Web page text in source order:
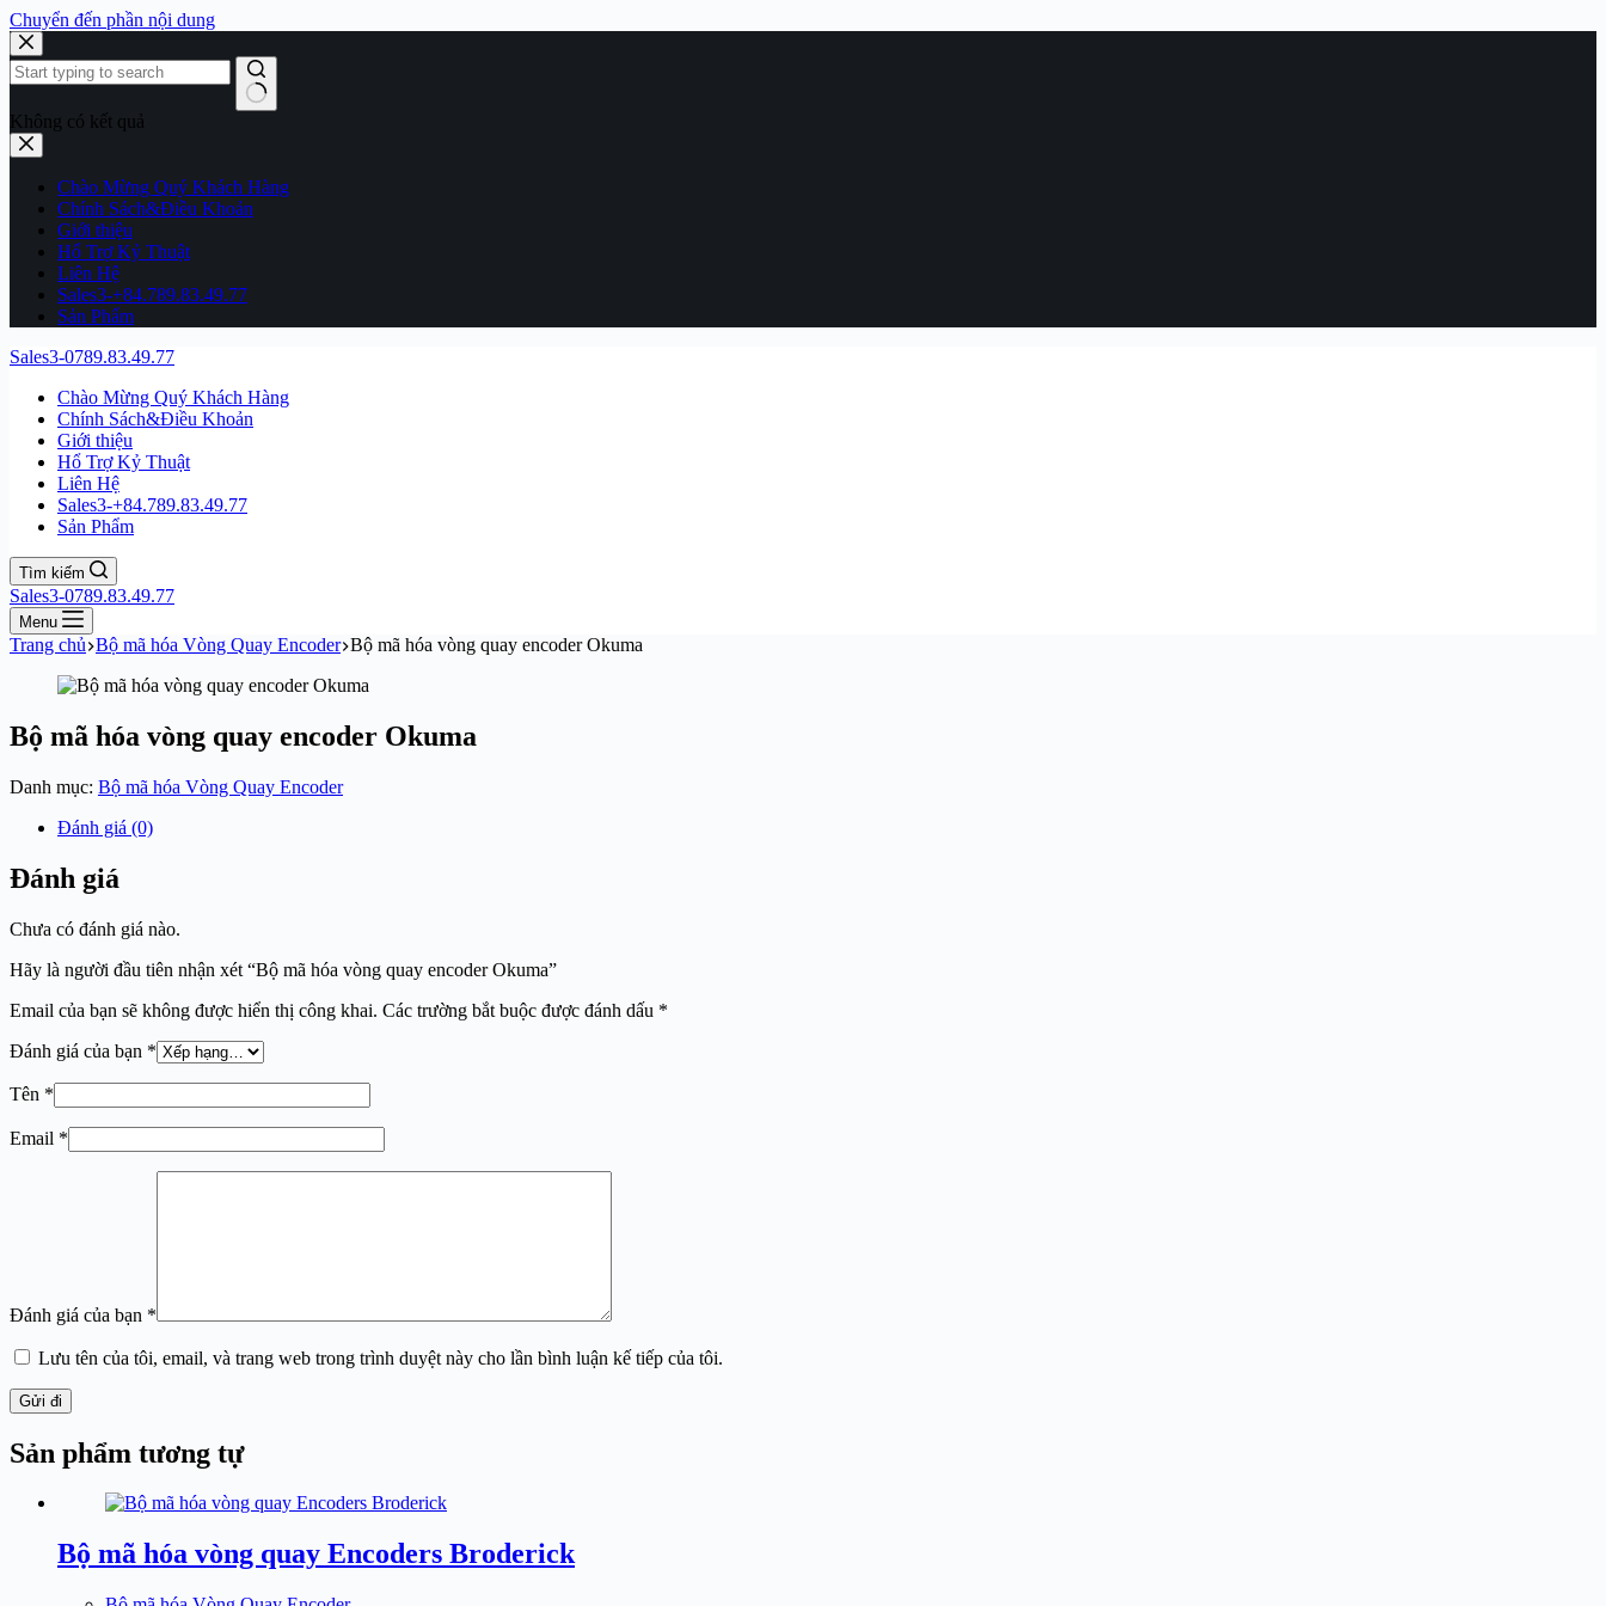
Chuyển đến phần nội dung
Không có kết quả
Chào Mừng Quý Khách Hàng
Chính Sách&Điều Khoản
Giới thiệu
Hổ Trợ Kỷ Thuật
Liên Hệ
Sales3-+84.789.83.49.77
Sản Phẩm
Sales3-0789.83.49.77
Chào Mừng Quý Khách Hàng
Chính Sách&Điều Khoản
Giới thiệu
Hổ Trợ Kỷ Thuật
Liên Hệ
Sales3-+84.789.83.49.77
Sản Phẩm
Tìm kiếm
Sales3-0789.83.49.77
Menu
Trang chủ Bộ mã hóa Vòng Quay Encoder Bộ mã hóa vòng quay encoder Okuma
Bộ mã hóa vòng quay encoder Okuma
Danh mục: Bộ mã hóa Vòng Quay Encoder
Đánh giá (0)
Đánh giá
Chưa có đánh giá nào.
Hãy là người đầu tiên nhận xét “Bộ mã hóa vòng quay encoder Okuma”
Email của bạn sẽ không được hiển thị công khai. Các trường bắt buộc được đánh dấu *
Đánh giá của bạn *
Tên *
Email *
Đánh giá của bạn *
Lưu tên của tôi, email, và trang web trong trình duyệt này cho lần bình luận kế tiếp của tôi.
Gửi đi
Sản phẩm tương tự
Bộ mã hóa vòng quay Encoders Broderick